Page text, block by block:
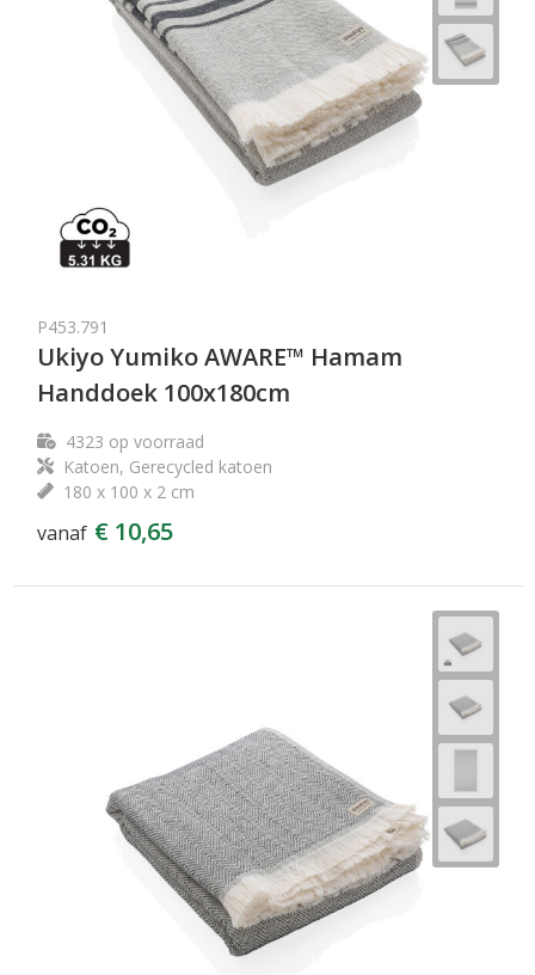
P453.791
Ukiyo Yumiko AWARE™ Hamam
Handdoek 100x180cm
4323 op voorraad
Katoen, Gerecycled katoen
180 x 100 x 2 cm
vanaf € 10,65